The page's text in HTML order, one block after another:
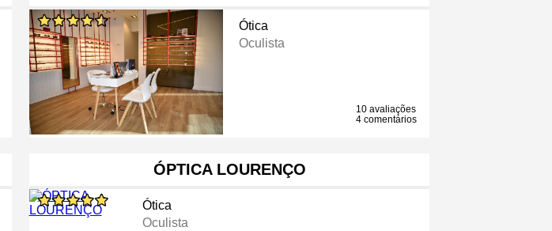
Ótica
Oculista
10 avaliações
4 comentários
ÓPTICA LOURENÇO
Ótica
Oculista